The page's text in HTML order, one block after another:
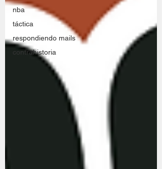
nba
táctica
respondiendo mails
contrahistoria